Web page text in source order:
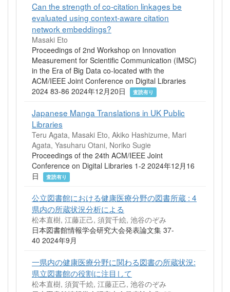
Can the strength of co-citation linkages be
evaluated using context-aware citation
network embeddings?
Masaki Eto
Proceedings of 2nd Workshop on Innovation
Measurement for Scientific Communication (IMSC)
in the Era of Big Data co-located with the
ACM/IEEE Joint Conference on Digital Libraries
2024 83-86 2024年12月20日
査読有り
Japanese Manga Translations in UK Public
Libraries
Teru Agata, Masaki Eto, Akiko Hashizume, Mari
Agata, Yasuharu Otani, Noriko Sugie
Proceedings of the 24th ACM/IEEE Joint
Conference on Digital Libraries 1-2 2024年12月16
日
査読有り
公立図書館における健康医療分野の図書所蔵 : 4
県内の所蔵状況分析による
松本直樹, 江藤正己, 須賀千絵, 池谷のぞみ
日本図書館情報学会研究大会発表論文集 37-
40 2024年9月
一県内の健康医療分野に関わる図書の所蔵状況:
県立図書館の役割に注目して
松本直樹, 須賀千絵, 江藤正己, 池谷のぞみ